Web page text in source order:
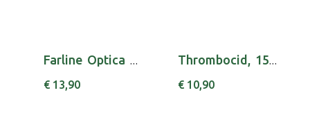
Farline Optica Toalhita Oftal Est X30
€ 13,90
Thrombocid, 15 mg/g-100 g x 1 gel bisnaga
€ 10,90